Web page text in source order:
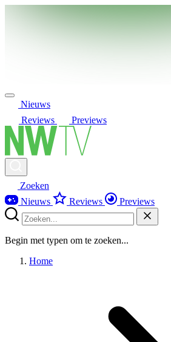
Nieuws
Reviews
Previews
Zoeken
Nieuws
Reviews Previews
Begin met typen om te zoeken...
Home